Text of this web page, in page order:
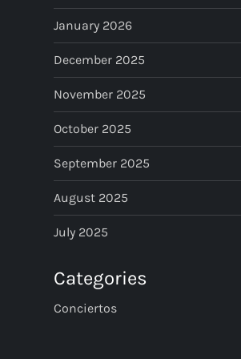
i
o
n
January 2026
December 2025
November 2025
October 2025
September 2025
August 2025
July 2025
Categories
Conciertos